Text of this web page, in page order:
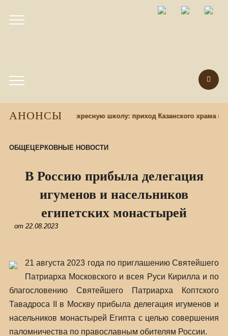
АНОНСЫ
учащихся в воскресную школу: приход Казанского храма
ОБЩЕЦЕРКОВНЫЕ НОВОСТИ
В Россию прибыла делегация
игуменов и насельников
египетских монастырей
от 22.08.2023
21 августа 2023 года по приглашению Святейшего
Патриарха Московского и всея Руси Кирилла и по
благословению Святейшего Патриарха Коптского
Тавадроса II в Москву прибыла делегация игуменов и
насельников монастырей Египта с целью совершения
паломничества по православным обителям России.